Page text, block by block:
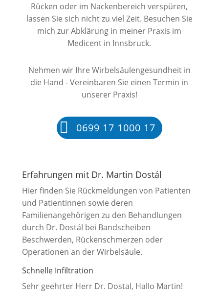
Rücken oder im Nackenbereich verspüren,
lassen Sie sich nicht zu viel Zeit. Besuchen Sie
mich zur Abklärung in meiner Praxis im
Medicent in Innsbruck.
Nehmen wir Ihre Wirbelsäulengesundheit in
die Hand - Vereinbaren Sie einen Termin in
unserer Praxis!
0699 17 1000 17
Erfahrungen mit Dr. Martin Dostál
Hier finden Sie Rückmeldungen von Patienten
und Patientinnen sowie deren
Familienangehörigen zu den Behandlungen
durch Dr. Dostál bei Bandscheiben
Beschwerden, Rückenschmerzen oder
Operationen an der Wirbelsäule.
Schnelle Infiltration
Sehr geehrter Herr Dr. Dostal, Hallo Martin!